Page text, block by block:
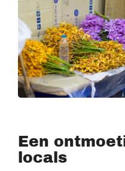
Een
locals